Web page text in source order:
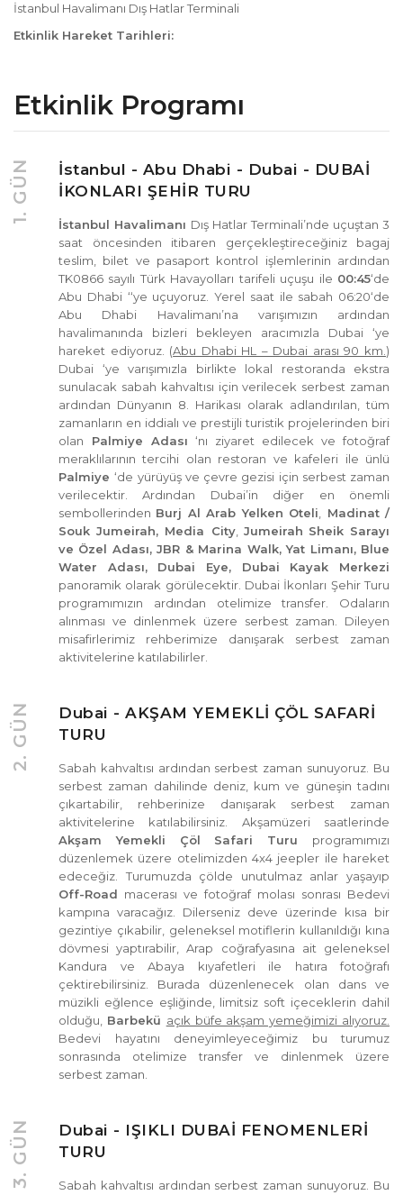
İstanbul Havalimanı Dış Hatlar Terminali
Etkinlik Hareket Tarihleri:
Etkinlik Programı
1. GÜN
İstanbul - Abu Dhabi - Dubai - DUBAİ
İKONLARI ŞEHİR TURU
İstanbul Havalimanı Dış Hatlar Terminali’nde uçuştan 3
saat öncesinden itibaren gerçekleştireceğiniz bagaj
teslim, bilet ve pasaport kontrol işlemlerinin ardından
TK0866 sayılı Türk Havayolları tarifeli uçuşu ile 00:45‘de
Abu Dhabi ‘‘ye uçuyoruz. Yerel saat ile sabah 06:20‘de
Abu Dhabi Havalimanı’na varışımızın ardından
havalimanında bizleri bekleyen aracımızla Dubai ‘ye
hareket ediyoruz. (Abu Dhabi HL – Dubai arası 90 km.)
Dubai ‘ye varışımızla birlikte lokal restoranda ekstra
sunulacak sabah kahvaltısı için verilecek serbest zaman
ardından Dünyanın 8. Harikası olarak adlandırılan, tüm
zamanların en iddialı ve prestijli turistik projelerinden biri
olan Palmiye Adası ‘nı ziyaret edilecek ve fotoğraf
meraklılarının tercihi olan restoran ve kafeleri ile ünlü
Palmiye‘de yürüyüş ve çevre gezisi için serbest zaman
verilecektir. Ardından Dubai’in diğer en önemli
sembollerinden Burj Al Arab Yelken Oteli
Madinat /
Souk Jumeirah, Media City, Jumeirah Sheik Sarayı
ve Özel Adası, JBR & Marina Walk, Yat Limanı, Blue
Water Adası, Dubai Eye, Dubai Kayak Merkezi
panoramik olarak görülecektir. Dubai İkonları Şehir Turu
programımızın ardından otelimize transfer. Odaların
alınması ve dinlenmek üzere serbest zaman. Dileyen
misafirlerimiz rehberimize danışarak serbest zaman
aktivitelerine katılabilirler.
2. GÜN
Dubai - AKŞAM YEMEKLİ ÇÖL SAFARİ
TURU
Sabah kahvaltısı ardından serbest zaman sunuyoruz. Bu
serbest zaman dahilinde deniz, kum ve güneşin tadını
çıkartabilir, rehberinize danışarak serbest zaman
aktivitelerine katılabilirsiniz. Akşamüzeri saatlerinde
Akşam Yemekli Çöl Safari Turu programımızı
düzenlemek üzere otelimizden 4x4 jeepler ile hareket
edeceğiz. Turumuzda çölde unutulmaz anlar yaşayıp
Off-Road macerası ve fotoğraf molası sonrası Bedevi
kampına varacağız. Dilerseniz deve üzerinde kısa bir
gezintiye çıkabilir, geleneksel motiflerin kullanıldığı kına
dövmesi yaptırabilir, Arap coğrafyasına ait geleneksel
Kandura ve Abaya kıyafetleri ile hatıra fotoğrafı
çektirebilirsiniz. Burada düzenlenecek olan dans ve
müzikli eğlence eşliğinde, limitsiz soft içeceklerin dahil
olduğu, Barbekü açık büfe akşam yemeğimizi alıyoruz.
Bedevi hayatını deneyimleyeceğimiz bu turumuz
sonrasında otelimize transfer ve dinlenmek üzere
serbest zaman.
3. GÜN
Dubai - IŞIKLI DUBAİ FENOMENLERİ
TURU
Sabah kahvaltısı ardından serbest zaman sunuyoruz. Bu